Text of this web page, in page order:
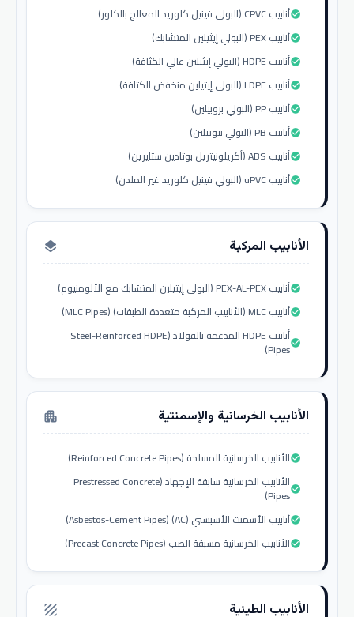
أنابيب CPVC (البولي فينيل كلوريد المعالج بالكلور)check_circle
أنابيب PEX (البولي إيثيلين المتشابك)check_circle
أنابيب HDPE (البولي إيثيلين عالي الكثافة)check_circle
أنابيب LDPE (البولي إيثيلين منخفض الكثافة)check_circle
أنابيب PP (البولي بروبيلين)check_circle
أنابيب PB (البولي بيوتيلين)check_circle
أنابيب ABS (أكريلونيتريل بوتادين ستايرين)check_circle
أنابيب uPVC (البولي فينيل كلوريد غير الملدن)check_circle
الأنابيب المركبة layers
أنابيب PEX-AL-PEX (البولي إيثيلين المتشابك مع الألومنيوم)check_circle
أنابيب MLC (الأنابيب المركبة متعددة الطبقات) (MLC Pipes)check_circle
أنابيب HDPE المدعمة بالفولاذ (Steel-Reinforced HDPE
Pipes)check_circle
الأنابيب الخرسانية والإسمنتية apartment
الأنابيب الخرسانية المسلحة (Reinforced Concrete Pipes)check_circle
الأنابيب الخرسانية سابقة الإجهاد (Prestressed Concrete
Pipes)check_circle
أنابيب الأسمنت الأسبستي (AC) (Asbestos-Cement Pipes)check_circle
الأنابيب الخرسانية مسبقة الصب (Precast Concrete Pipes)check_circle
الأنابيب الطينية texture